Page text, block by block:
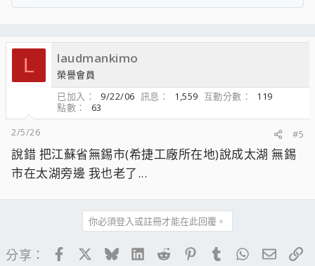
a
c
o
：
L laudmankimo
榮譽會員
已加入
9/22/06 訊息 1,559 互動分數
119
點數
63
2/5/26
#5
說錯 把江蘇省無錫市(希捷工廠所在地)說成太湖 無錫
市在太湖旁邊 我也老了...
你必須登入或註冊才能在此回覆。
分享： FacebookBlueskyLinkedIn
Reddit PinterestTumblrWhatsApp
電子